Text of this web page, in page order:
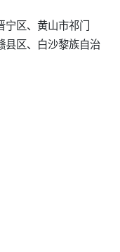
宁区、黄山市祁门
县区、白沙黎族自治